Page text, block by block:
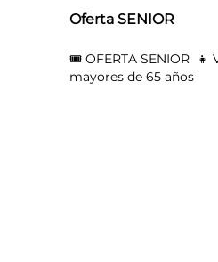
Oferta SENIOR
🎟️ OFERTA SENIOR 👧
mayores de 65 años